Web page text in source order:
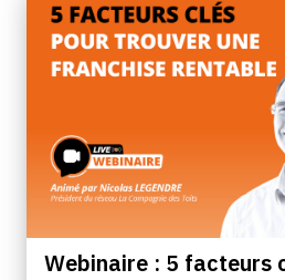
Webinaire : 5 facteurs